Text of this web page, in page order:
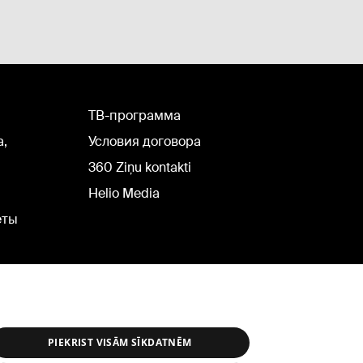
TВ-программа
Условия договора
360 Ziņu kontakti
Helio Media
PIEKRIST VISĀM SĪKDATNĒM